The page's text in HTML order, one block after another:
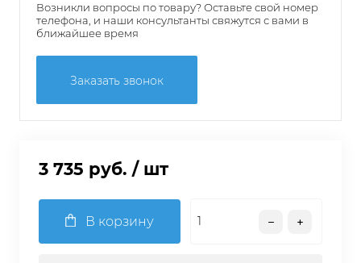
Возникли вопросы по товару? Оставьте свой номер
телефона, и наши консультанты свяжутся с вами в
ближайшее время
Заказать звонок
3 735 руб. / шт
В корзину